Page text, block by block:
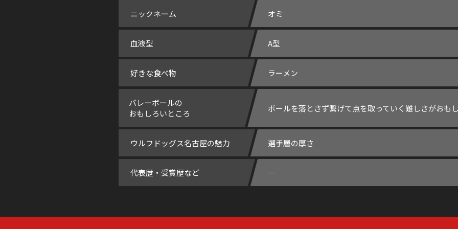
ニックネーム オミ
血液型 A型
好きな食べ物 ラーメン
バレーボールの
おもしろいところ
ボールを落とさず繋げて点を取っていく難しさがおも
ウルフドッグス名古屋の魅力 選手層の厚さ
代表歴・受賞歴など ―